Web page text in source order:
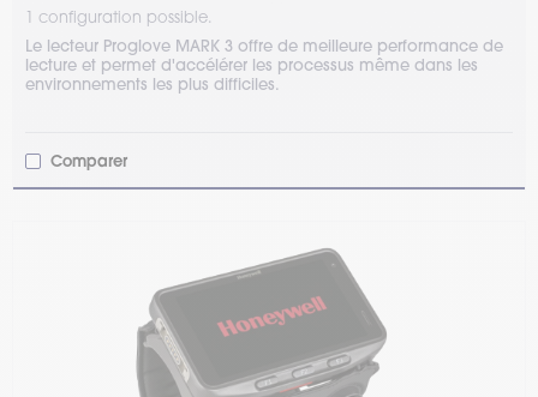
1 configuration possible.
Le lecteur Proglove MARK 3 offre de meilleure performance de
lecture et permet d'accélérer les processus même dans les
environnements les plus difficiles.
Comparer